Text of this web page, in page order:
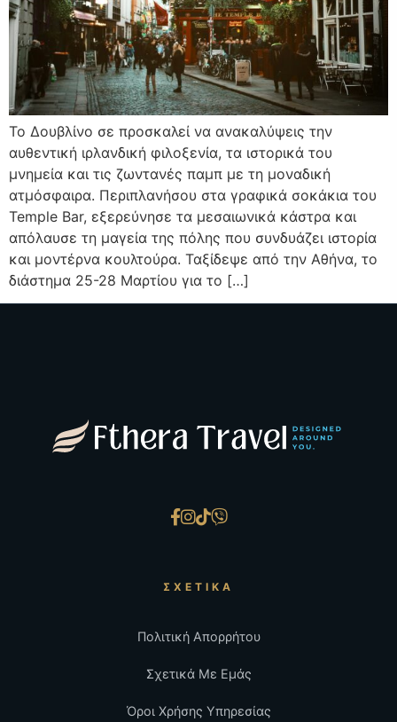
Το Δουβλίνο σε προσκαλεί να ανακαλύψεις την
αυθεντική ιρλανδική φιλοξενία, τα ιστορικά του
μνημεία και τις ζωντανές παμπ με τη μοναδική
ατμόσφαιρα. Περιπλανήσου στα γραφικά σοκάκια του
Temple Bar, εξερεύνησε τα μεσαιωνικά κάστρα και
απόλαυσε τη μαγεία της πόλης που συνδυάζει ιστορία
και μοντέρνα κουλτούρα. Ταξίδεψε από την Αθήνα, το
διάστημα 25-28 Μαρτίου για το […]
ΣΧΕΤΙΚΆ
Πολιτική Απορρήτου
Σχετικά Με Εμάς
Όροι Χρήσης Υπηρεσίας